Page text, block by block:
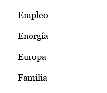
Empleo
Energía
Europa
Familia